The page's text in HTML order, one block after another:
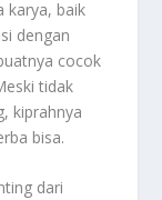
karya, baik
dengan
cocok
tidak
kiprahnya
bisa.
dari